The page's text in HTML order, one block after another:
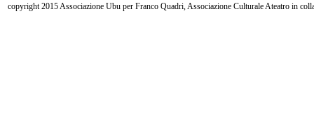
copyright 2015 Associazione Ubu per Franco Quadri, Associazione Culturale Ateatro in